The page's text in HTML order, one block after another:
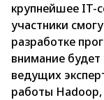
крупнейшее IT-
участники
разработке
внимание
ведущих
работы